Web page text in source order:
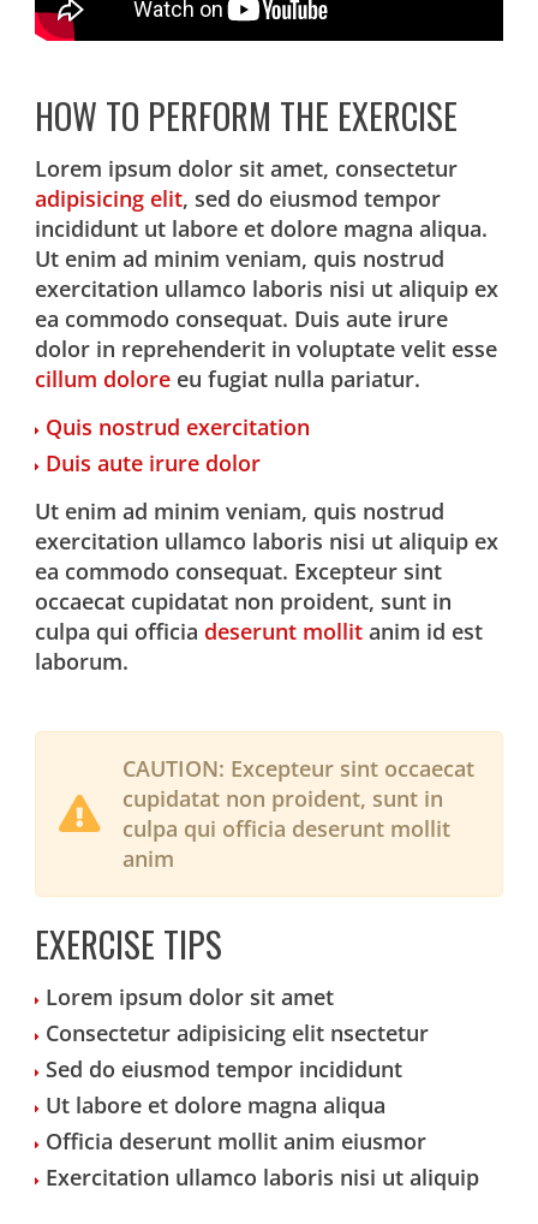
HOW TO PERFORM THE EXERCISE
Lorem ipsum dolor sit amet, consectetur
adipisicing elit, sed do eiusmod tempor
incididunt ut labore et dolore magna aliqua.
Ut enim ad minim veniam, quis nostrud
exercitation ullamco laboris nisi ut aliquip ex
ea commodo consequat. Duis aute irure
dolor in reprehenderit in voluptate velit esse
cillum dolore eu fugiat nulla pariatur.
Quis nostrud exercitation
Duis aute irure dolor
Ut enim ad minim veniam, quis nostrud
exercitation ullamco laboris nisi ut aliquip ex
ea commodo consequat. Excepteur sint
occaecat cupidatat non proident, sunt in
culpa qui officia deserunt mollit anim id est
laborum.
CAUTION: Excepteur sint occaecat
cupidatat non proident, sunt in
culpa qui officia deserunt mollit
anim
EXERCISE TIPS
Lorem ipsum dolor sit amet
Consectetur adipisicing elit nsectetur
Sed do eiusmod tempor incididunt
Ut labore et dolore magna aliqua
Officia deserunt mollit anim eiusmor
Exercitation ullamco laboris nisi ut aliquip